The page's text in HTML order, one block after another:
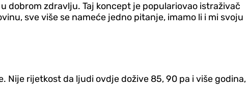
dobrom zdravlju. Taj koncept je populariovao istraživač
sve više se nameće jedno pitanje, imamo li i mi svoju
rijetkost da ljudi ovdje dožive 85, 90 pa i više godina,